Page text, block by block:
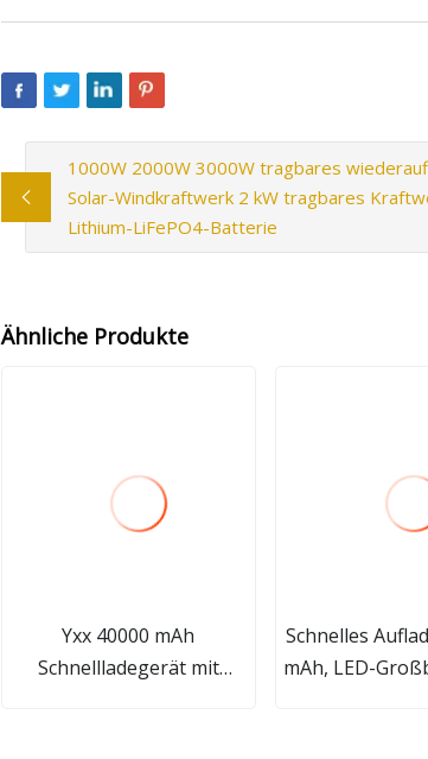
1000W 2000W 3000W tragbares
Solar-Windkraftwerk 2 kW tragbares
Lithium-LiFePO4-Batterie
Ähnliche Produkte
Yxx 40000 mAh
Schnellladegerät mit
Schnelles
mAh, LED-